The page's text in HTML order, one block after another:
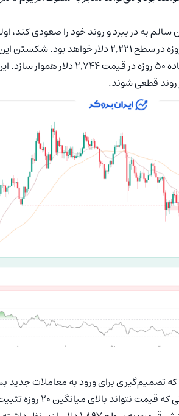
سالم به در ببرد و روند خود را صعودی
فشار فروش، عبور از میانگین متحرک نمایی ۲۰ روزه در
را برای رالی صعودی به سمت میانگین متحرک
روند قطعی شوند.
تصمیم‌گیری برای ورود به معاملات
ریجکت شدن‌های مکرر در سطح